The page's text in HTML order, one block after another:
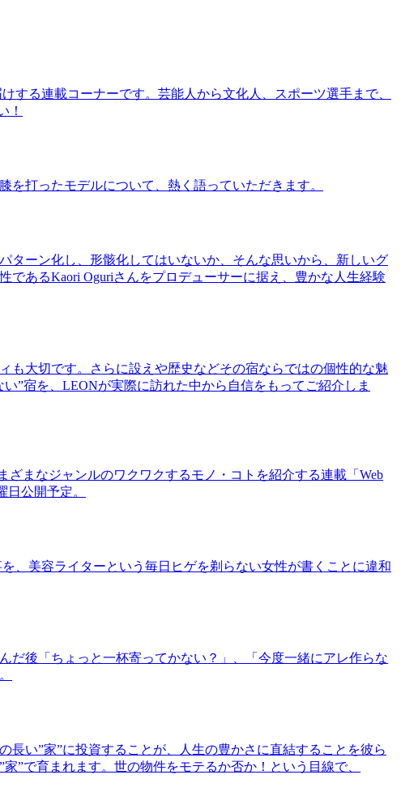
る連載コーナーです。芸能人から文化人、スポーツ選手まで、
！
打ったモデルについて、熱く語っていただきます。
ターン化し、形骸化してはいないか、そんな思いから、新しいグ
あるKaori Oguriさんをプロデューサーに据え、豊かな人生経験
大切です。さらに設えや歴史などその宿ならではの個性的な魅
”宿を、LEONが実際に訪れた中から自信をもってご紹介しま
まなジャンルのワクワクするモノ・コトを紹介する連載「Web
公開予定。
、美容ライターという毎日ヒゲを剃らない女性が書くことに違和
だ後「ちょっと一杯寄ってかない？」、「今度一緒にアレ作らな
い”家”に投資することが、人生の豊かさに直結することを彼ら
”で育まれます。世の物件をモテるか否か！という目線で、